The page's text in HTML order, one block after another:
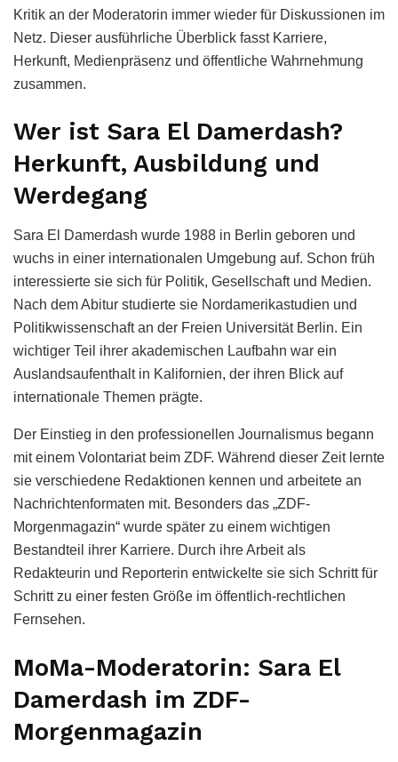
Kritik an der Moderatorin immer wieder für Diskussionen im
Netz. Dieser ausführliche Überblick fasst Karriere,
Herkunft, Medienpräsenz und öffentliche Wahrnehmung
zusammen.
Wer ist Sara El Damerdash?
Herkunft, Ausbildung und
Werdegang
Sara El Damerdash wurde 1988 in Berlin geboren und
wuchs in einer internationalen Umgebung auf. Schon früh
interessierte sie sich für Politik, Gesellschaft und Medien.
Nach dem Abitur studierte sie Nordamerikastudien und
Politikwissenschaft an der Freien Universität Berlin. Ein
wichtiger Teil ihrer akademischen Laufbahn war ein
Auslandsaufenthalt in Kalifornien, der ihren Blick auf
internationale Themen prägte.
Der Einstieg in den professionellen Journalismus begann
mit einem Volontariat beim ZDF. Während dieser Zeit lernte
sie verschiedene Redaktionen kennen und arbeitete an
Nachrichtenformaten mit. Besonders das „ZDF-
Morgenmagazin“ wurde später zu einem wichtigen
Bestandteil ihrer Karriere. Durch ihre Arbeit als
Redakteurin und Reporterin entwickelte sie sich Schritt für
Schritt zu einer festen Größe im öffentlich-rechtlichen
Fernsehen.
MoMa-Moderatorin: Sara El
Damerdash im ZDF-
Morgenmagazin